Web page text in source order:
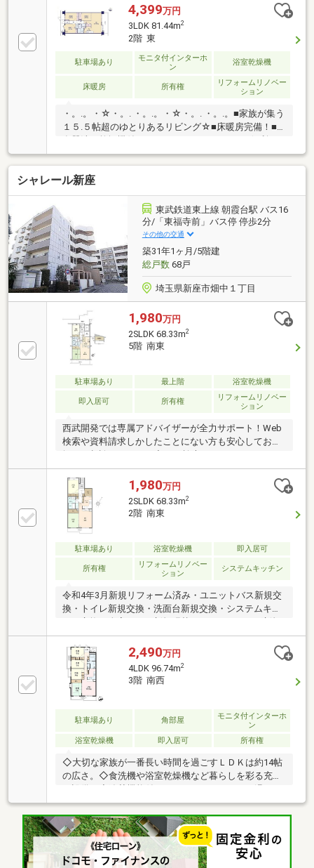
にわたるアフターサポート「東宝ハウスNEXT」。購
入後も、税務や法務・保険の最適化・借換等のご提案
が可能です。・数ある提携銀行から最適な住宅ローン
のご提案を。20以上の提携した金融機関からお客様の
要望に沿った住宅ローンをご紹介します。物件の詳細
について、ご見学希望のお客様は下記番号までお気軽
にご連絡下さい。お問い合わせ専用フリーダイヤル ：
4,399万円
3LDK 81.44m2
2階 東
駐車場あり
モニタ付インターホ
ン
浴室乾燥機
床暖房 所有権
リフォームリノベー
ション
・。.。・☆・。. ・。.。・☆・。. ・。.。■家族が集う
１５.５帖超のゆとりあるリビング☆■床暖房完備！■
食器洗い乾燥機付きシステムキッチン■あると便利な
リビング内納戸～掃除道具などもスッキリ！■リフォ
ーム実施☆～2023.11月29日済～・新規交換…システム
キッチン、ユニットバス、洗面スペース、トイレな
ど・新規貼替…クロス、フローリング、フロアタイル
ほか■ペットOK■充実の周辺環境・ヤオコー 徒歩８
分・肉のハナマサ 徒歩４分・クリエイトS・D 徒歩５
分・ローソン100 徒歩５分ほか
シャレール新座
東武鉄道東上線 朝霞台駅 バス16
分/「東福寺前」バス停 停歩2分
その他の交通
築31年1ヶ月/5階建
総戸数68戸
埼玉県新座市畑中１丁目
1,980万円
2SLDK 68.33m2
5階 南東
駐車場あり 最上階 浴室乾燥機
即入居可 所有権
リフォームリノベー
ション
西武開発では専属アドバイザーが全力サポート！Web
検索や資料請求しかしたことにない方も安心してお気
軽にご相談ください。◆Web検索ではカバーしきれな
いご要望にもお答えできます！◆ホームページ未掲載
物件や当社でしか扱っていない物件からも厳選してオ
ススメ物件をご紹介！◆アドバイザー全員が損害保険
募集人資格保持者アフターフォローもおまかせくださ
い！◆お住まいの購入にかかわる住宅ローン【フラッ
ト35】・【家電販売】・【家具販売】・【保険の見直
し】等におせっかいをする会社です！
1,980万円
2SLDK 68.33m2
2階 南東
駐車場あり 浴室乾燥機 即入居可
所有権
リフォームリノベー
ション
システムキッチン
令和4年3月新規リフォーム済み・ユニットバス新規交
換・トイレ新規交換・洗面台新規交換・システムキッ
チン交換・全室クロス新規張替え・フローリング新規
貼替・畳新規交換
2,490万円
4LDK 96.74m2
3階 南西
駐車場あり 角部屋
モニタ付インターホ
ン
浴室乾燥機
即入居可 所有権
◇大切な家族が一番長い時間を過ごすＬＤＫは約14帖
の広さ。◇食洗機や浴室乾燥機など暮らしを彩る充実
の設備。◇追焚機能付ユニットバスでいつでも温かい
お風呂で寛げます。◇新座市立第四小学校まで徒歩約
20分の立地。◇毎日の買物に便利な徒歩約10分のオー
ケー 新座野火止店。◇新座内科おなかクリニックまで
徒歩約9分，かかりつけの病院を近くにもてると安
心。◇畑中ホタル公園まで徒歩約9分で近くに住むお